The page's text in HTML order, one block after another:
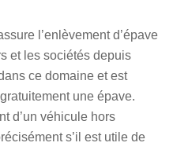
l’enlèvement d’épave
et les sociétés depuis
ce domaine et est
une épave.
d’un véhicule hors
s’il est utile de